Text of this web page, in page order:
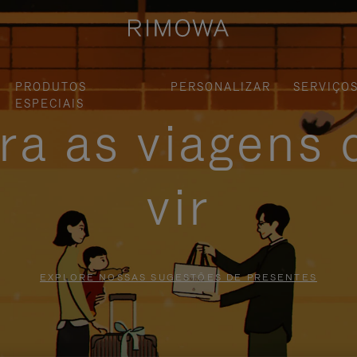
PRODUTOS
ESPECIAIS
PERSONALIZAR
as viagens
vir
EXPLORE NOSSAS SUGESTÕES DE PRESENTES